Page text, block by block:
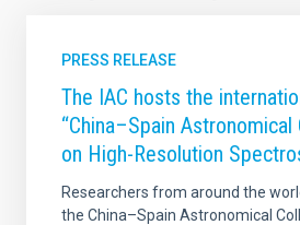
PRESS RELEASE
The IAC hosts the
“China–Spain
on High-Resolution
Researchers from around the
the China–Spain Astronomical